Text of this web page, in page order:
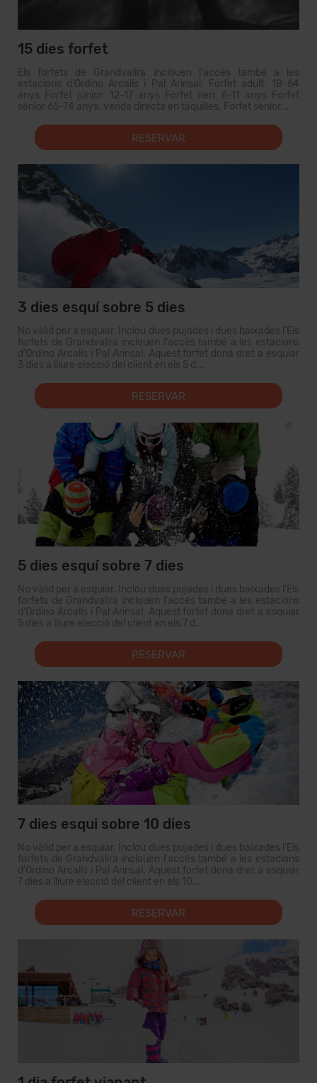
15 dies forfet
Els forfets de Grandvalira inclouen l'accés també a les
estacions d'Ordino Arcalís i Pal Arinsal. Forfet adult: 18-64
anys Forfet júnior: 12-17 anys Forfet nen: 6-11 anys Forfet
sènior 65-74 anys: venda directa en taquilles. Forfet sènior...
RESERVAR
3 dies esquí sobre 5 dies
No vàlid per a esquiar. Inclou dues pujades i dues baixades l'Els
forfets de Grandvalira inclouen l'accés també a les estacions
d'Ordino Arcalís i Pal Arinsal. Aquest forfet dona dret a esquiar
3 dies a lliure elecció del client en els 5 d...
RESERVAR
5 dies esquí sobre 7 dies
No vàlid per a esquiar. Inclou dues pujades i dues baixades l'Els
forfets de Grandvalira inclouen l'accés també a les estacions
d'Ordino Arcalís i Pal Arinsal. Aquest forfet dona dret a esquiar
5 dies a lliure elecció del client en els 7 d...
RESERVAR
7 dies esqui sobre 10 dies
No vàlid per a esquiar. Inclou dues pujades i dues baixades l'Els
forfets de Grandvalira inclouen l'accés també a les estacions
d'Ordino Arcalís i Pal Arinsal. Aquest forfet dona dret a esquiar
7 dies a lliure elecció del client en els 10...
RESERVAR